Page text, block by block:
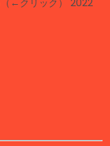
（←クリック） 2022